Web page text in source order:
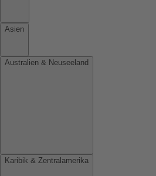
Asien
Australien & Neuseeland
Karibik & Zentralamerika